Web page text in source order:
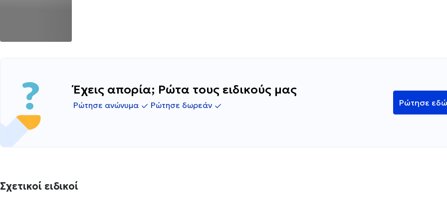
Έχεις απορία; Ρώτα τους ειδικούς μας
Ρώτησε ανώνυμα Ρώτησε δωρεάν Ρώτησε εδώ
Σχετικοί ειδικοί